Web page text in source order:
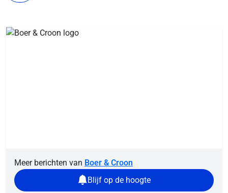
Meer berichten van Boer & Croon
Blijf op de hoogte